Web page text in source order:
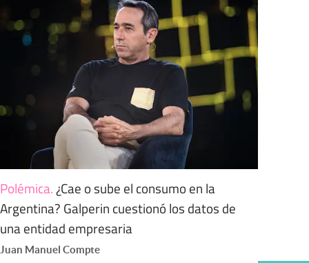
Polémica.¿Cae o sube el consumo en la
Argentina? Galperin cuestionó los datos de
una entidad empresaria
Juan Manuel Compte